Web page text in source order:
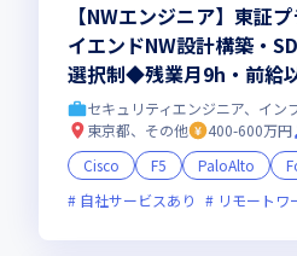
【NWエンジニア】東証
イエンドNW設計構築・
選択制◆残業月9h・前給
セキュリティエンジニア、イン
東京都、その他
400-600万円
Cisco
F5 PaloAlto
自社サービスあり
リモートワ